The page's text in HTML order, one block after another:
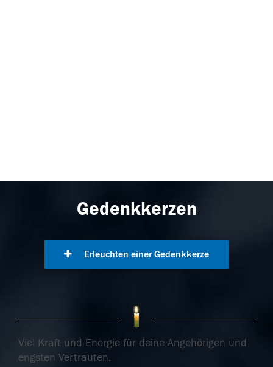
Gedenkkerzen
Erleuchten einer Gedenkkerze
Viel Kraft und Energie für deine Angehörigen und
engsten Vertrauten.